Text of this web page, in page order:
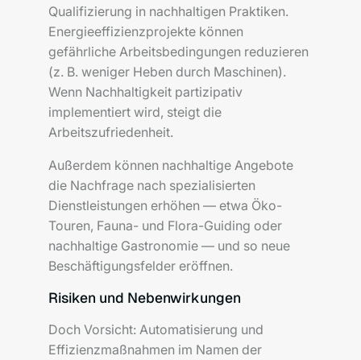
Qualifizierung in nachhaltigen Praktiken.
Energieeffizienzprojekte können
gefährliche Arbeitsbedingungen reduzieren
(z. B. weniger Heben durch Maschinen).
Wenn Nachhaltigkeit partizipativ
implementiert wird, steigt die
Arbeitszufriedenheit.
Außerdem können nachhaltige Angebote
die Nachfrage nach spezialisierten
Dienstleistungen erhöhen — etwa Öko-
Touren, Fauna- und Flora-Guiding oder
nachhaltige Gastronomie — und so neue
Beschäftigungsfelder eröffnen.
Risiken und Nebenwirkungen
Doch Vorsicht: Automatisierung und
Effizienzmaßnahmen im Namen der